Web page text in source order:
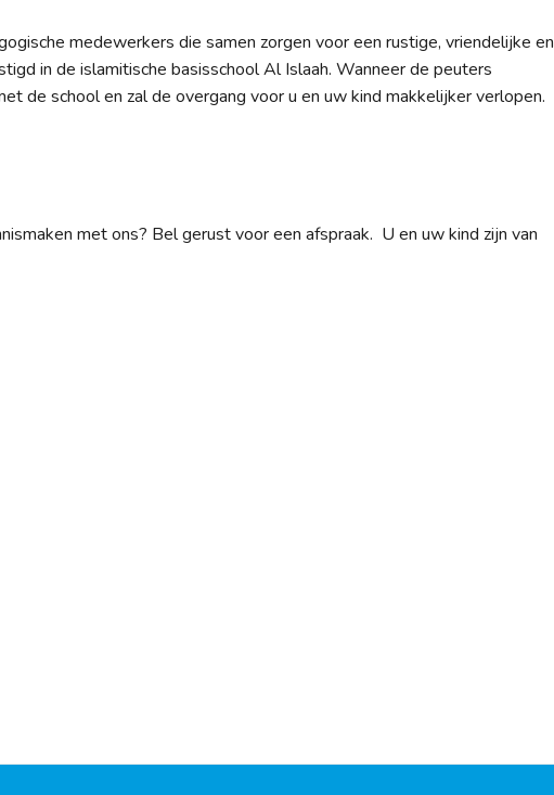
medewerkers die samen zorgen voor een rustige, vriendelijke en
in de islamitische basisschool Al Islaah. Wanneer de peuters
de school en zal de overgang voor u en uw kind makkelijker verlopen.
met ons? Bel gerust voor een afspraak. U en uw kind zijn van